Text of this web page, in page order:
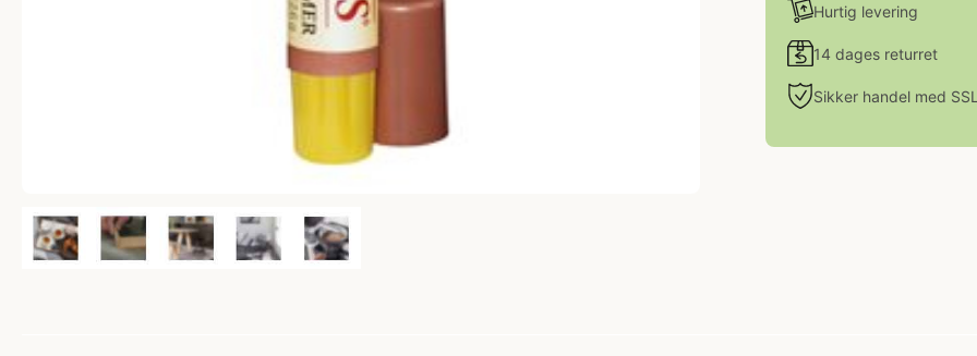
Hurtig levering
14 dages returret
Sikker handel med SSL